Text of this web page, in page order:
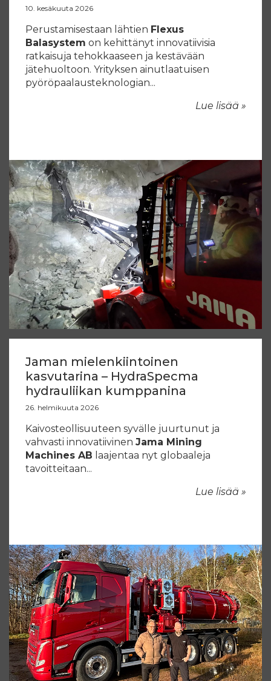
10. kesäkuuta 2026
Perustamisestaan lähtien Flexus
Balasystem on kehittänyt innovatiivisia
ratkaisuja tehokkaaseen ja kestävään
jätehuoltoon. Yrityksen ainutlaatuisen
pyöröpaalausteknologian...
Lue lisää »
Jaman mielenkiintoinen
kasvutarina – HydraSpecma
hydrauliikan kumppanina
26. helmikuuta 2026
Kaivosteollisuuteen syvälle juurtunut ja
vahvasti innovatiivinen Jama Mining
Machines AB laajentaa nyt globaaleja
tavoitteitaan...
Lue lisää »